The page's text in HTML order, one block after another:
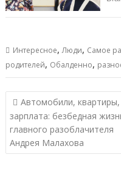
Интересное, Люди, Самое
родителей, Обалденно,
Навигация
по
записям
Автомобили, квартиры,
зарплата: безбедная
главного разоблачителя
Андрея Малахова